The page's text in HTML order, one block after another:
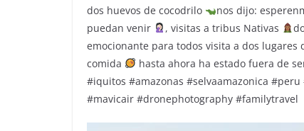
dos huevos de cocodrilo
nos dijo:
puedan venir
, visitas a tribus Nativas
emocionante para todos visita a dos
comida
hasta ahora ha estado fuera de
#iquitos #amazonas #selvaamazonica
#mavicair #dronephotography #familytravel